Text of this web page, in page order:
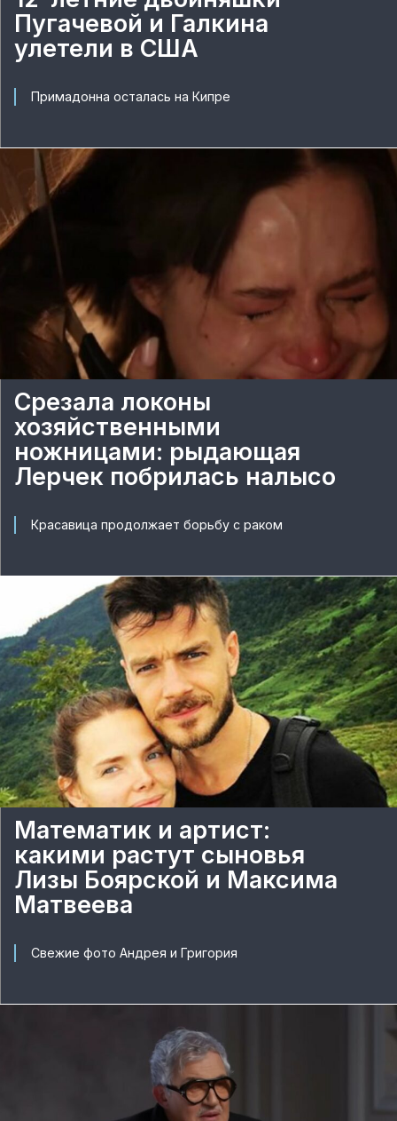
Пугачевой и Галкина
улетели в США
Примадонна осталась на Кипре
Срезала локоны
хозяйственными
ножницами: рыдающая
Лерчек побрилась налысо
Красавица продолжает борьбу с раком
Математик и артист:
какими растут сыновья
Лизы Боярской и Максима
Матвеева
Свежие фото Андрея и Григория